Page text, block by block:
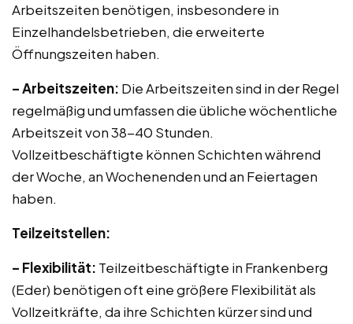
Arbeitszeiten benötigen, insbesondere in
Einzelhandelsbetrieben, die erweiterte
Öffnungszeiten haben.
– Arbeitszeiten: Die Arbeitszeiten sind in der Regel
regelmäßig und umfassen die übliche wöchentliche
Arbeitszeit von 38-40 Stunden.
Vollzeitbeschäftigte können Schichten während
der Woche, an Wochenenden und an Feiertagen
haben.
Teilzeitstellen:
– Flexibilität: Teilzeitbeschäftigte in Frankenberg
(Eder) benötigen oft eine größere Flexibilität als
Vollzeitkräfte, da ihre Schichten kürzer sind und